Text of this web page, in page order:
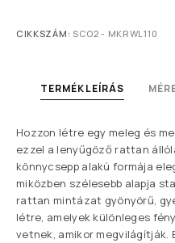
CIKKSZÁM: SCO2 - MKRWL110
TERMÉKLEÍRÁS
Hozzon létre egy meleg és
ezzel a lenyűgöző rattan
könnycsepp alakú formája
miközben szélesebb alapja
rattan mintázat gyönyörű,
létre, amelyek különleges
vetnek, amikor megvilágítják.